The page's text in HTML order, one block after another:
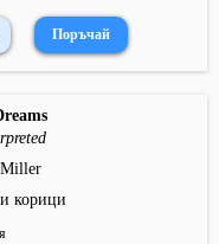
Miller
корици